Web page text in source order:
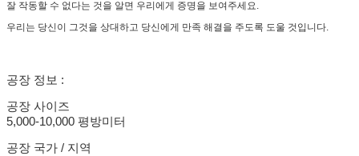
잘 작동할 수 없다는 것을 알면 우리에게 증명을 보여주세요.
우리는 당신이 그것을 상대하고 당신에게 만족 해결을 주도록 도울 것입니다.
공장 정보 :
공장 사이즈
5,000-10,000 평방미터
공장 국가 / 지역